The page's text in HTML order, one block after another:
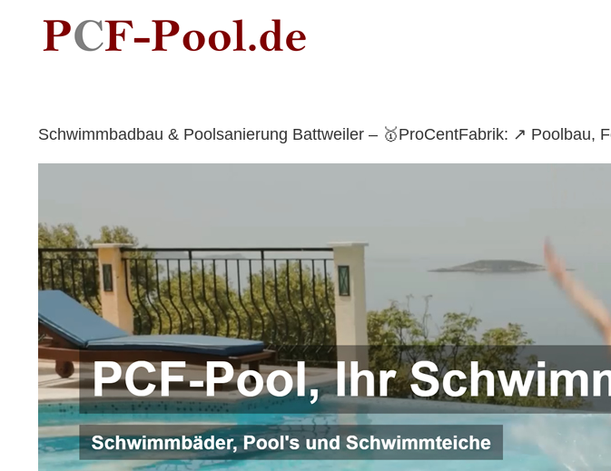
content
Schwimmbadbau & Poolsanierung Battweiler – 🥇ProCentFabrik: ↗️ Poolbau,